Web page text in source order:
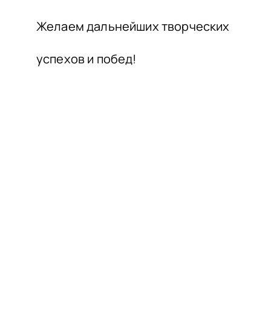
Желаем дальнейших творческих
успехов и побед!